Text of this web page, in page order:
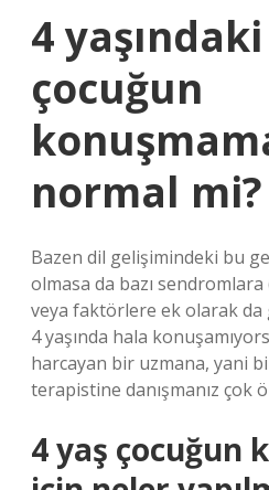
4
çocuğun
normal mi?
Bazen dil gelişimindeki bu
olmasa da bazı
veya faktörlere ek olarak
4 yaşında hala
harcayan bir uzmana, yani
terapistine danışmanız çok
4 yaş çocuğun